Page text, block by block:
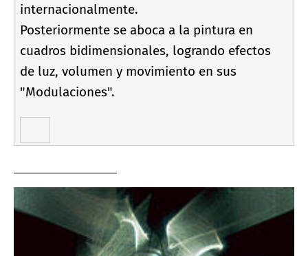
internacionalmente.
Posteriormente se aboca a la pintura en
cuadros bidimensionales, logrando efectos
de luz, volumen y movimiento en sus
"Modulaciones".